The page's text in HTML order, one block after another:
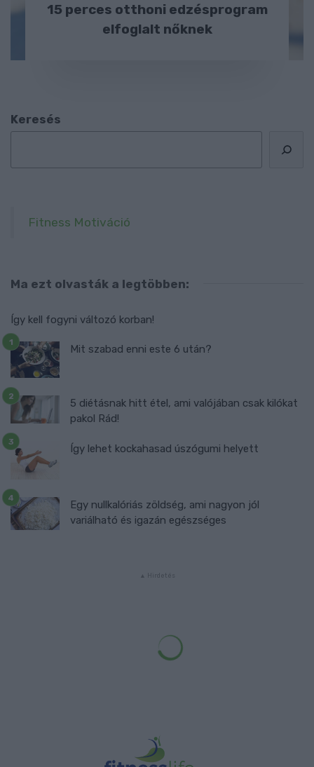
15 perces otthoni edzésprogram
elfoglalt nőknek
Keresés
Fitness Motiváció
Ma ezt olvasták a legtöbben:
Így kell fogyni változó korban!
Mit szabad enni este 6 után?
5 diétásnak hitt étel, ami valójában csak kilókat
pakol Rád!
Így lehet kockahasad úszógumi helyett
Egy nullkalóriás zöldség, ami nagyon jól
variálható és igazán egészséges